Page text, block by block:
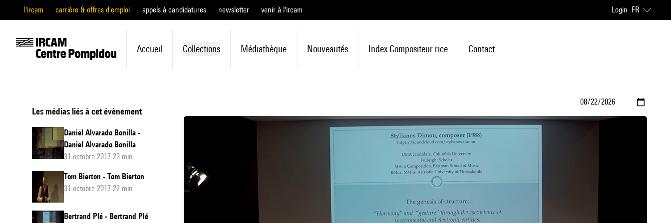
l'ircam carrière & offres d'emploi appels à candidatures newsletter venir à l'ircam Login FR
Accueil Collections Médiathèque Nouveautés Index Compositeur·rice Contact
Les médias liés à cet évènement
Daniel Alvarado Bonilla -
Daniel Alvarado Bonilla
31 octobre 2017 23 min
Tom Bierton - Tom Bierton
31 octobre 2017 22 min
Bertrand Plé - Bertrand Plé